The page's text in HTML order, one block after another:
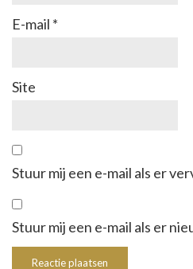
E-mail *
Site
Stuur mij een e-mail als er
Stuur mij een e-mail als er